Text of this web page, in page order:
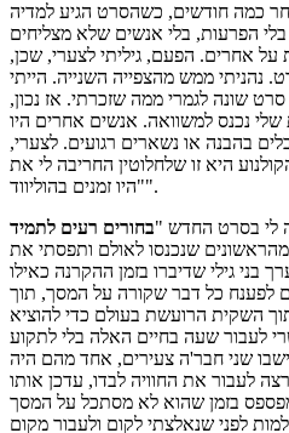
כמה חודשים, כשהסרט הגיע למדיה
הפרעות, בלי אנשים שלא מצליחים
אחרים. הפעם, גיליתי לצערי, שכן,
ממש מהצפייה השנייה. הייתי
סרט שונה לגמרי ממה שזכרתי. אז נכון,
נכנס למשוואה. אנשים אחרים היו
בהבנה או נשארים רגועים. לצערי,
היא זו שלחלוטין החריבה לי את
"היו זמנים בהוליווד".
לי בסרט החדש "בחורים רעים לתמיד
שנכנסו לאולם ותפסתי את
בני גילי שדיברו בזמן ההקרנה כאילו
לפענח כל דבר שקורה על המסך, תוך
השקית הרועשת בעולם כדי להוציא
לעבור שעה בחיים האלה בלי לתקוע
ישבו שני חבר'ה צעירים, אחד מהם היה
לעבור את החוויה לבדו, עדכן אותו
40 דקות שלמות לפני שנאלצתי לקום ולעבור מקום